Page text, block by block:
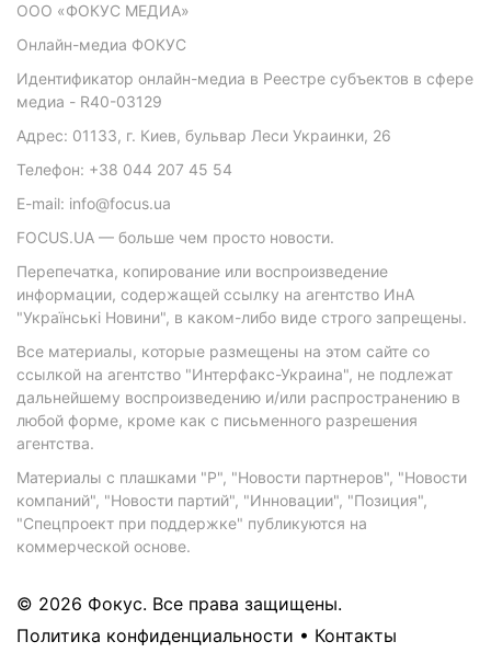
ООО «ФОКУС МЕДИА»
Онлайн-медиа ФОКУС
Идентификатор онлайн-медиа в Реестре субъектов в сфере
медиа - R40-03129
Адрес: 01133, г. Киев, бульвар Леси Украинки, 26
Телефон: +38 044 207 45 54
E-mail: info@focus.ua
FOCUS.UA — больше чем просто новости.
Перепечатка, копирование или воспроизведение
информации, содержащей ссылку на агентство ИнА
"Українські Новини", в каком-либо виде строго запрещены.
Все материалы, которые размещены на этом сайте со
ссылкой на агентство "Интерфакс-Украина", не подлежат
дальнейшему воспроизведению и/или распространению в
любой форме, кроме как с письменного разрешения
агентства.
Материалы с плашками "Р", "Новости партнеров", "Новости
компаний", "Новости партий", "Инновации", "Позиция",
"Спецпроект при поддержке" публикуются на
коммерческой основе.
© 2026 Фокус. Все права защищены.
Политика конфиденциальности • Контакты